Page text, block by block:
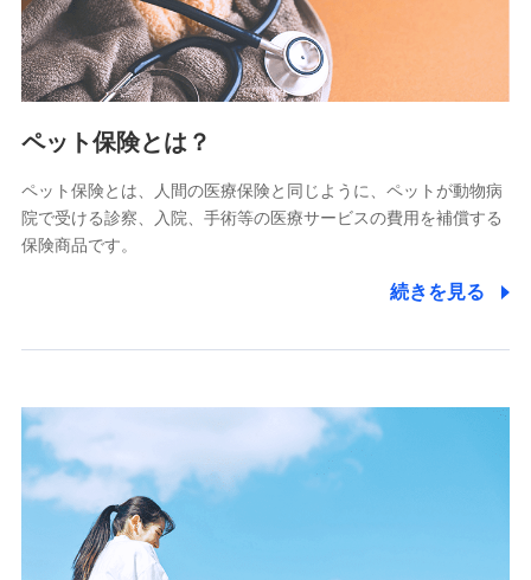
三井住友海上あいおい生命保険株式会社
（https://www.msa-life.co.jp/）
メットライフ生命株式会社
(https://www.metlife.co.jp/)
（https://www.medicarelife.com/）
■少額短期保険
株式会社アシロ少額短期保険
(https://kailash.co.jp/)
スマートプラス少額短期保険株式会社
（https://www.smartplus-insurance.com/）
チューリッヒ少額短期保険株式会社
(https://www.zurichssi.co.jp/)
Tokio Marine X少額短期保険株式会社
(https://www.tokiomarine-x.co.jp/)
ペット保険とは？
ペット保険とは、人間の医療保険と同じように、ペットが動物病
院で受ける診察、入院、手術等の医療サービスの費用を補償する
保険商品です。
続きを見る